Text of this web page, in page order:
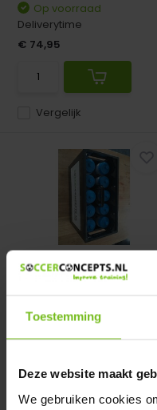
Toestemming
Deze website maakt
We gebruiken cookies
Vergelijk
Op voorraad
Deliverytime
€ 74,95
Bidonkrat (extra stevig)
met 10 bidons
10 bidons.
Deliverytime